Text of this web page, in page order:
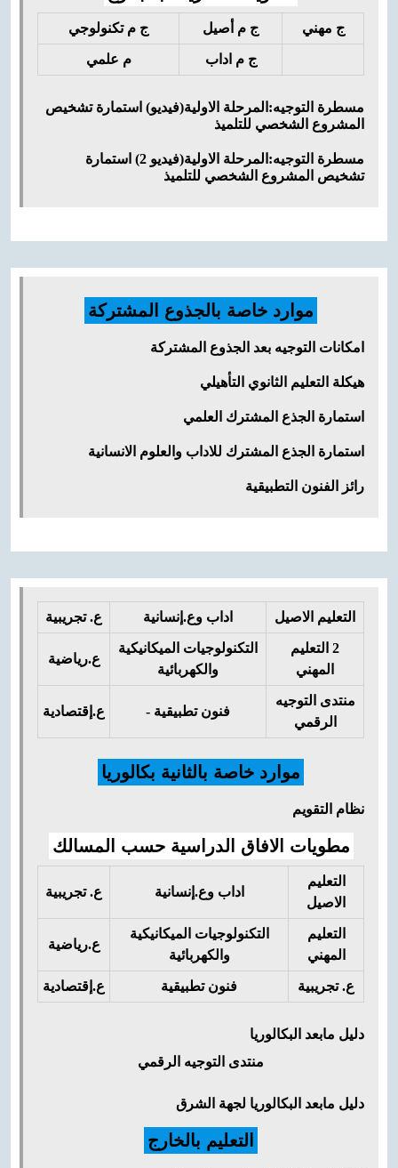
ج مهني ج م أصيل ج م تكنولوجي
ج م اداب م علمي
مسطرة التوجيه:المرحلة الاولية(فيديو) استمارة تشخيص
المشروع الشخصي للتلميذ
مسطرة التوجيه:المرحلة الاولية(فيديو 2)
استمارة
تشخيص المشروع الشخصي للتلميذ
موارد خاصة بالجذوع المشتركة
امكانات التوجيه بعد الجذوع المشتركة
هيكلة التعليم الثانوي التأهيلي
استمارة الجذع المشترك العلمي
استمارة الجذع المشترك للاداب والعلوم الانسانية
رائز الفنون التطبيقية
التعليم الاصيل اداب وع.إنسانية ع. تجريبية
2 التعليم
المهني
لتكنولوجيات الميكانيكية
والكهربائية
ع.رياضية
منتدى التوجيه
الرقمي
فنون تطبيقية - ع.إقتصادية
موارد خاصة بالثانية بكالوريا
نظام التقويم
مطويات الافاق الدراسية حسب المسالك
التعليم
الاصيل
اداب وع.إنسانية ع. تجريبية
التعليم
المهني
لتكنولوجيات الميكانيكية
والكهربائية
ع.رياضية
ع. تجريبية فنون تطبيقية ع.إقتصادية
دليل مابعد البكالوريا
منتدى التوجيه الرقمي
دليل مابعد البكالوريا لجهة الشرق
التعليم بالخارج